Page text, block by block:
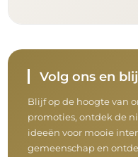
Volg ons en
Blijf op de hoogte van
promoties, ontdek de
ideeën voor mooie
gemeenschap en